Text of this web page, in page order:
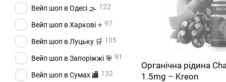
Органічна рідина
1.5mg – Kreon
Вейп шоп в Одесі 🌫️ 122
Вейп шоп в Харкові ⭐ 97
Вейп шоп в Луцьку 🛒 105
Вейп шоп в Запоріжжі 🎯 91
Вейп шоп в Сумах 🏬 132